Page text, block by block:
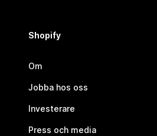
Shopify
Om
Jobba hos oss
Investerare
Press och media